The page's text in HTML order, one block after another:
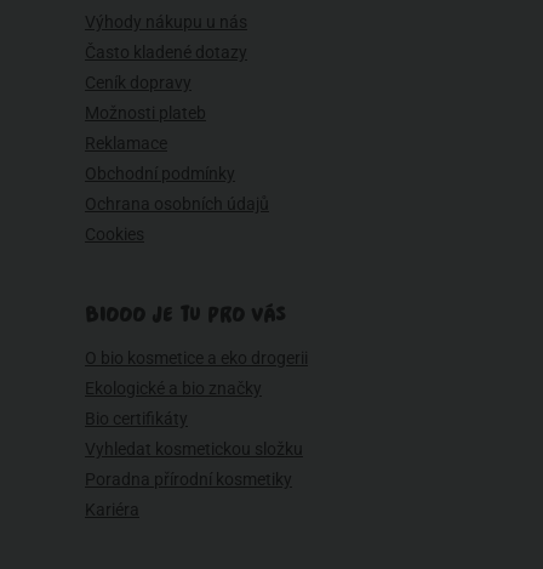
Výhody nákupu u nás
Často kladené dotazy
Ceník dopravy
Možnosti plateb
Reklamace
Obchodní podmínky
Ochrana osobních údajů
Cookies
BIOOO JE TU PRO VÁS
O bio kosmetice a eko drogerii
Ekologické a bio značky
Bio certifikáty
Vyhledat kosmetickou složku
Poradna přírodní kosmetiky
Kariéra